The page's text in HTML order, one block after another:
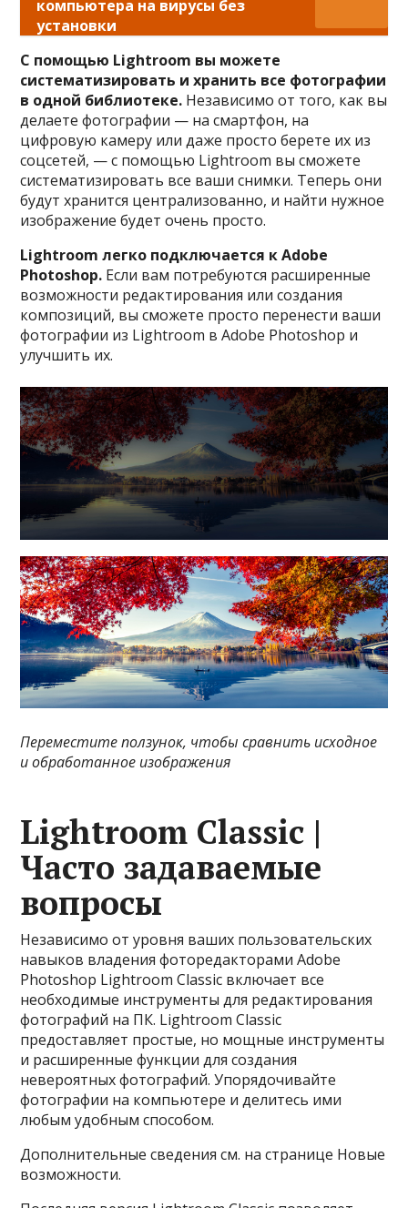
компьютера на вирусы без
установки
С помощью Lightroom вы можете
систематизировать и хранить все фотографии
в одной библиотеке. Независимо от того, как вы
делаете фотографии — на смартфон, на
цифровую камеру или даже просто берете их из
соцсетей, — с помощью Lightroom вы сможете
систематизировать все ваши снимки. Теперь они
будут хранится централизованно, и найти нужное
изображение будет очень просто.
Lightroom легко подключается к Adobe
Photoshop. Если вам потребуются расширенные
возможности редактирования или создания
композиций, вы сможете просто перенести ваши
фотографии из Lightroom в Adobe Photoshop и
улучшить их.
Переместите ползунок, чтобы сравнить исходное
и обработанное изображения
Lightroom Classic |
Часто задаваемые
вопросы
Независимо от уровня ваших пользовательских
навыков владения фоторедакторами Adobe
Photoshop Lightroom Classic включает все
необходимые инструменты для редактирования
фотографий на ПК. Lightroom Classic
предоставляет простые, но мощные инструменты
и расширенные функции для создания
невероятных фотографий. Упорядочивайте
фотографии на компьютере и делитесь ими
любым удобным способом.
Дополнительные сведения см. на странице Новые
возможности.